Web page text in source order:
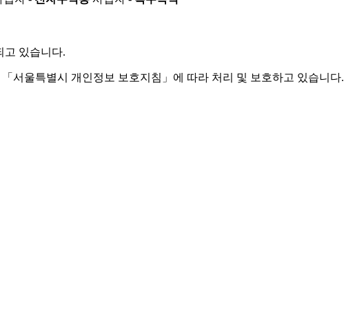
고 있습니다.
서울특별시 개인정보 보호지침」에 따라 처리 및 보호하고 있습니다.